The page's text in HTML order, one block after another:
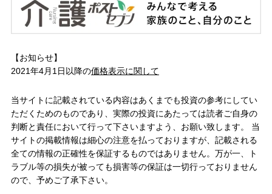
【お知らせ】
2021年4月1日以降の価格表示に関して
当サイトに記載されている内容はあくまでも投資の参考にしてい
ただくためのものであり、実際の投資にあたっては読者ご自身の
判断と責任において行って下さいますよう、お願い致します。 当
サイトの掲載情報は細心の注意を払っておりますが、記載される
全ての情報の正確性を保証するものではありません。万が一、ト
ラブル等の損失が被っても損害等の保証は一切行っておりません
ので、予めご了承下さい。